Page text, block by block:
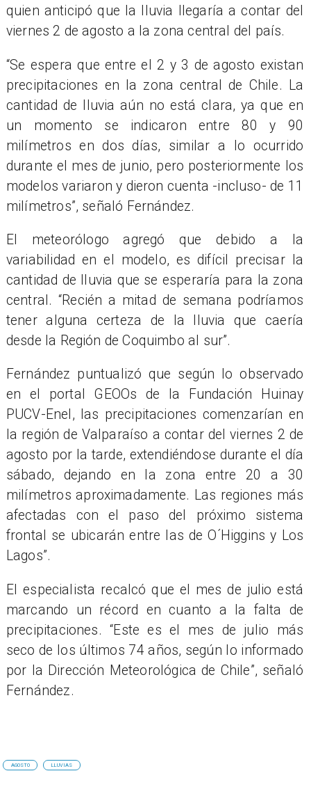
quien anticipó que la lluvia llegaría a contar del
viernes 2 de agosto a la zona central del país.
“Se espera que entre el 2 y 3 de agosto existan
precipitaciones en la zona central de Chile. La
cantidad de lluvia aún no está clara, ya que en
un momento se indicaron entre 80 y 90
milímetros en dos días, similar a lo ocurrido
durante el mes de junio, pero posteriormente los
modelos variaron y dieron cuenta -incluso- de 11
milímetros”, señaló Fernández.
El meteorólogo agregó que debido a la
variabilidad en el modelo, es difícil precisar la
cantidad de lluvia que se esperaría para la zona
central. “Recién a mitad de semana podríamos
tener alguna certeza de la lluvia que caería
desde la Región de Coquimbo al sur”.
Fernández puntualizó que según lo observado
en el portal GEOOs de la Fundación Huinay
PUCV-Enel, las precipitaciones comenzarían en
la región de Valparaíso a contar del viernes 2 de
agosto por la tarde, extendiéndose durante el día
sábado, dejando en la zona entre 20 a 30
milímetros aproximadamente. Las regiones más
afectadas con el paso del próximo sistema
frontal se ubicarán entre las de O´Higgins y Los
Lagos”.
​El especialista recalcó que el mes de julio está
marcando un récord en cuanto a la falta de
precipitaciones. “Este es el mes de julio más
seco de los últimos 74 años, según lo informado
por la Dirección Meteorológica de Chile”, señaló
Fernández.
AGOSTO LLUVIAS